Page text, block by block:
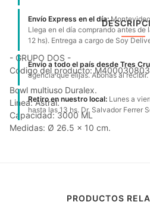
Envío Express en el día:
Llega en el día comprando antes de
12 hs). Entrega a cargo de Soy
Envío a todo el país desde Tres
agencia que elijas. Abonas al recibir.
Retiro en nuestro local: Lunes a
hasta las 13 hs. Dr. Salvador Ferrer
- GRUPO DOS -
Código del producto: M400030803
Bowl multiuso Duralex.
Linea: Astral.
Capacidad: 3000 ML
Medidas: Ø 26.5 x 10 cm.
PRODUCTOS